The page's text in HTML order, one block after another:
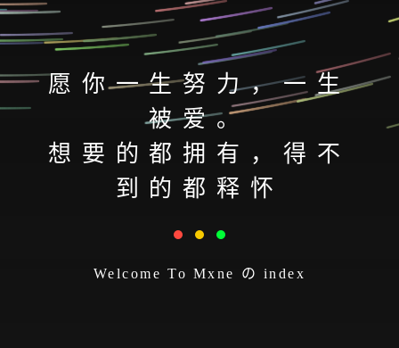
愿你一生努力，一生
被爱。
想要的都拥有，得不
到的都释怀
Welcome To Mxne の index